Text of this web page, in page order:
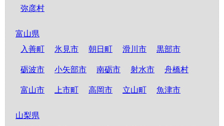
弥彦村
富山県
入善町
氷見市 朝日町 滑川市 黒部市
砺波市 小矢部市 南砺市 射水市 舟橋村
富山市 上市町 高岡市 立山町 魚津市
山梨県